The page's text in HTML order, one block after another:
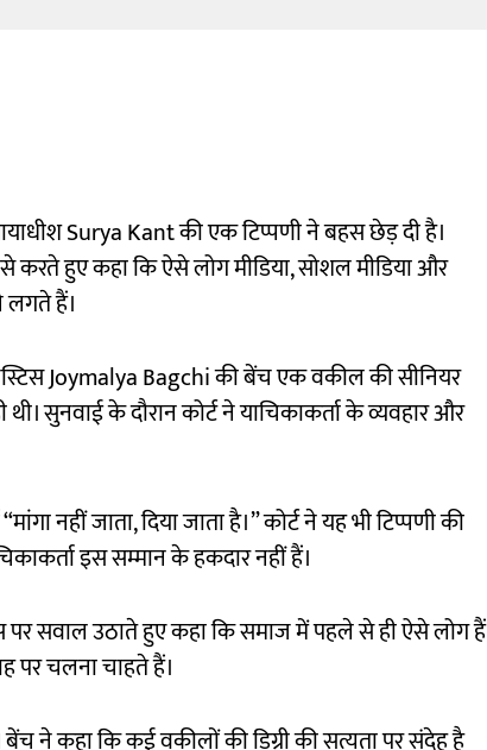
Surya Kant की एक टिप्पणी ने बहस छेड़ दी है।
हुए कहा कि ऐसे लोग मीडिया, सोशल मीडिया और
लगते हैं।
Joymalya Bagchi की बेंच एक वकील की सीनियर
सुनवाई के दौरान कोर्ट ने याचिकाकर्ता के व्यवहार और
नहीं जाता, दिया जाता है।” कोर्ट ने यह भी टिप्पणी की
इस सम्मान के हकदार नहीं हैं।
पर सवाल उठाते हुए कहा कि समाज में पहले से ही ऐसे लोग हैं
पर चलना चाहते हैं।
बेंच ने कहा कि कई वकीलों की डिग्री की सत्यता पर संदेह है